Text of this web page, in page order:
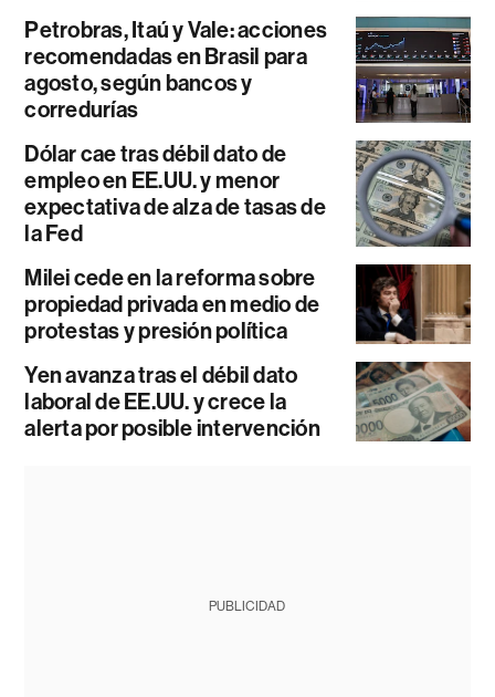
Petrobras, Itaú y Vale: acciones
recomendadas en Brasil para
agosto, según bancos y
corredurías
Dólar cae tras débil dato de
empleo en EE.UU. y menor
expectativa de alza de tasas de
la Fed
Milei cede en la reforma sobre
propiedad privada en medio de
protestas y presión política
Yen avanza tras el débil dato
laboral de EE.UU. y crece la
alerta por posible intervención
PUBLICIDAD